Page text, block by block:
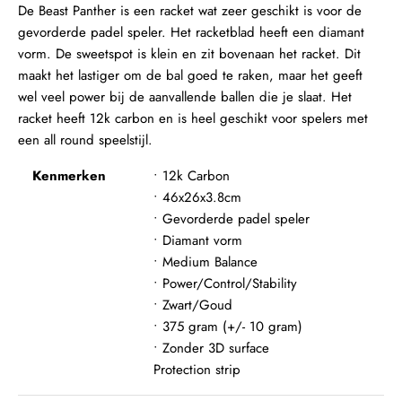
De Beast Panther is een racket wat zeer geschikt is voor de
gevorderde padel speler. Het racketblad heeft een diamant
vorm. De sweetspot is klein en zit bovenaan het racket. Dit
maakt het lastiger om de bal goed te raken, maar het geeft
wel veel power bij de aanvallende ballen die je slaat. Het
racket heeft 12k carbon en is heel geschikt voor spelers met
een all round speelstijl.
Kenmerken
• 12k Carbon
• 46x26x3.8cm
• Gevorderde padel speler
• Diamant vorm
• Medium Balance
• Power/Control/Stability
• Zwart/Goud
• 375 gram (+/- 10 gram)
• Zonder 3D surface
Protection strip